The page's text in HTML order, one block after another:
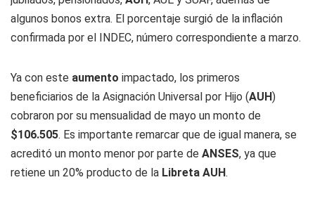
algunos bonos extra. El porcentaje surgió de la inflación
confirmada por el INDEC, número correspondiente a marzo.
Ya con este aumento impactado, los primeros
beneficiarios de la Asignación Universal por Hijo (AUH)
cobraron por su mensualidad de mayo un monto de
$106.505. Es importante remarcar que de igual manera, se
acreditó un monto menor por parte de ANSES, ya que
retiene un 20% producto de la Libreta AUH.